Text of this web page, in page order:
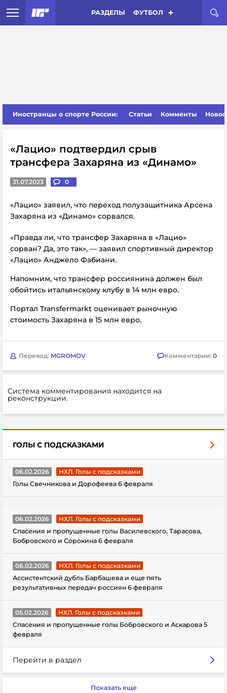
РАЗДЕЛЫ ФУТБОЛ
Иностранцы о спорте России: Статьи Комменты
«Лацио» подтвердил срыв
трансфера Захаряна из «Динамо»
31.07.2023 0
«Лацио» заявил, что переход полузащитника Арсена
Захаряна из «Динамо» сорвался.
«Правда ли, что трансфер Захаряна в «Лацио»
сорван? Да, это так», — заявил спортивный директор
«Лацио» Анджело Фабиани.
Напомним, что трансфер россиянина должен был
обойтись итальянскому клубу в 14 млн евро.
Портал Transfermarkt оценивает рыночную
стоимость Захаряна в 15 млн евро.
Перевод: MGROMOV Комментарии: 0
Система комментирования находится на
реконструкции.
ГОЛЫ С ПОДСКАЗКАМИ
06.02.2026
НХЛ. Голы с подсказками
Голы Свечникова и Дорофеева 6 февраля
06.02.2026
НХЛ. Голы с подсказками
Спасения и пропущенные голы Василевского, Тарасова,
Бобровского и Сорокина 6 февраля
06.02.2026
НХЛ. Голы с подсказками
Ассистентский дубль Барбашева и еще пять
результативных передач россиян 6 февраля
05.02.2026
НХЛ. Голы с подсказками
Спасения и пропущенные голы Бобровского и Аскарова 5
февраля
Перейти в раздел
Показать еще